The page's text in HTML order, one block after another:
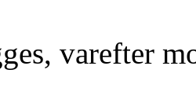
varefter